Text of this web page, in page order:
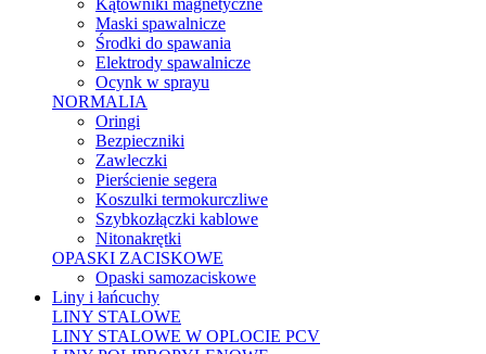
Kątowniki magnetyczne
Maski spawalnicze
Środki do spawania
Elektrody spawalnicze
Ocynk w sprayu
NORMALIA
Oringi
Bezpieczniki
Zawleczki
Pierścienie segera
Koszulki termokurczliwe
Szybkozłączki kablowe
Nitonakrętki
OPASKI ZACISKOWE
Opaski samozaciskowe
Liny i łańcuchy
LINY STALOWE
LINY STALOWE W OPLOCIE PCV